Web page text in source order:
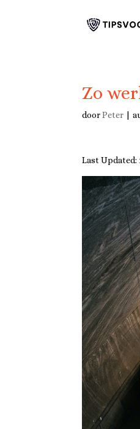
Zo
doorPeter |
Last Updated: